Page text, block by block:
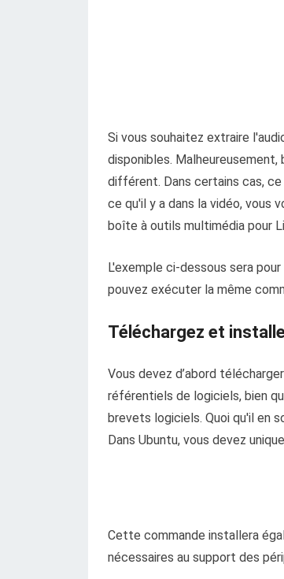
Si vous souhaitez extraire
disponibles.
différent. Dans certains cas, ce
ce qu'il y a dans la vidéo, vous
boîte à outils multimédia pour
L'exemple ci-dessous sera
pouvez exécuter la même
Téléchargez et
Vous devez d’abord
référentiels de logiciels, bien
brevets logiciels. Quoi qu'il en
Dans Ubuntu, vous devez
Cette commande installera
nécessaires au support des